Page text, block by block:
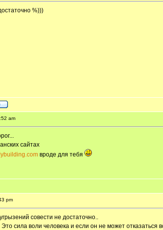
%)))
am
сайтах
вроде для тебя
pm
совести не достаточно..
сила воли человека и если он не может отказаться